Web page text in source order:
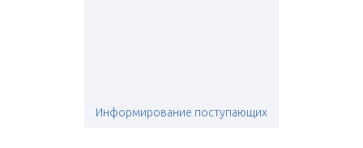
Информирование поступающих